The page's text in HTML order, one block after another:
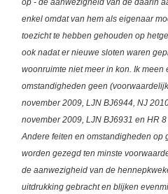
op - de aanwezigheid van de daarin
enkel omdat van hem als eigenaar
toezicht te hebben gehouden op
ook nadat er nieuwe sloten waren
woonruimte niet meer in kon. Ik meen
omstandigheden geen
november 2009, LJN BJ6944, NJ
november 2009, LJN BJ6931 en HR
Andere feiten en omstandigheden op
worden gezegd ten minste
de aanwezigheid van de
uitdrukking gebracht en blijken